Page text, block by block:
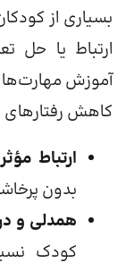
بسیاری از
ارتباط یا حل
آموزش
کاهش رفتارهای
ارتباط
بدون
همدلی و
کودک